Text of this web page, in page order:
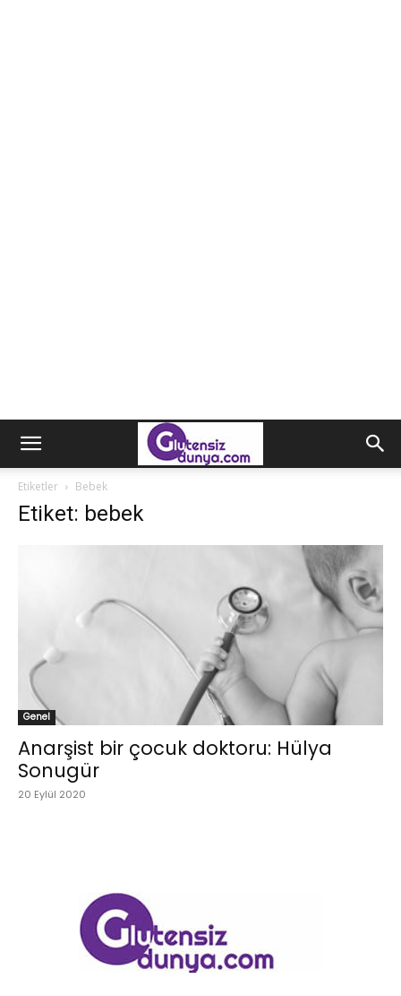
Etiketler Bebek
Etiket: bebek
Genel
Anarşist bir çocuk doktoru: Hülya
Sonugür
20 Eylül 2020